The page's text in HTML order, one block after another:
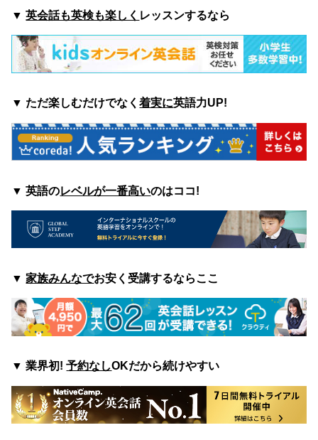
▼英会話も英検も楽しく レッスンするなら
▼ ただ楽しむだけでなく着実に英語力UP!
▼ 英語のレベルが一番高いのはココ!
▼ 家族みんなでお安く受講するならここ
▼ 業界初!予約なしOKだから続けやすい